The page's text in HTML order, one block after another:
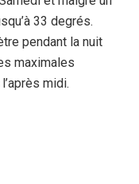
33 degrés.
pendant la nuit
maximales
midi.